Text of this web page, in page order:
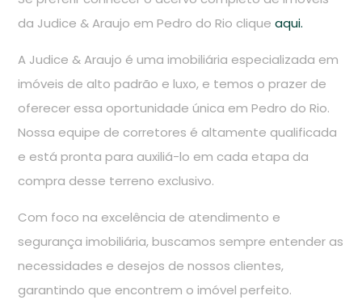
da Judice & Araujo em Pedro do Rio cliqueaqui.
A Judice & Araujo é uma imobiliária especializada em
imóveis de alto padrão e luxo, e temos o prazer de
oferecer essa oportunidade única em Pedro do Rio.
Nossa equipe de corretores é altamente qualificada
e está pronta para auxiliá-lo em cada etapa da
compra desse terreno exclusivo.
Com foco na excelência de atendimento e
segurança imobiliária, buscamos sempre entender as
necessidades e desejos de nossos clientes,
garantindo que encontrem o imóvel perfeito.